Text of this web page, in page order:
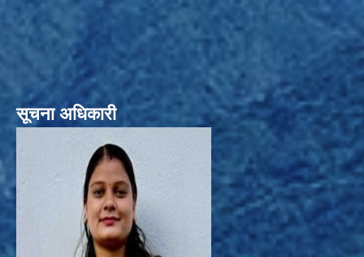
सूचना अधिकारी